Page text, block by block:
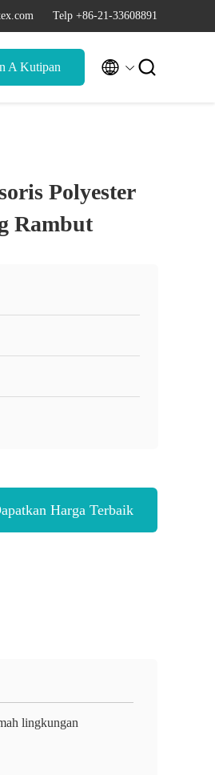
Telp +86-21-33608891
A Kutipan  
Polyester
Rambut
Harga Terbaik
lingkungan